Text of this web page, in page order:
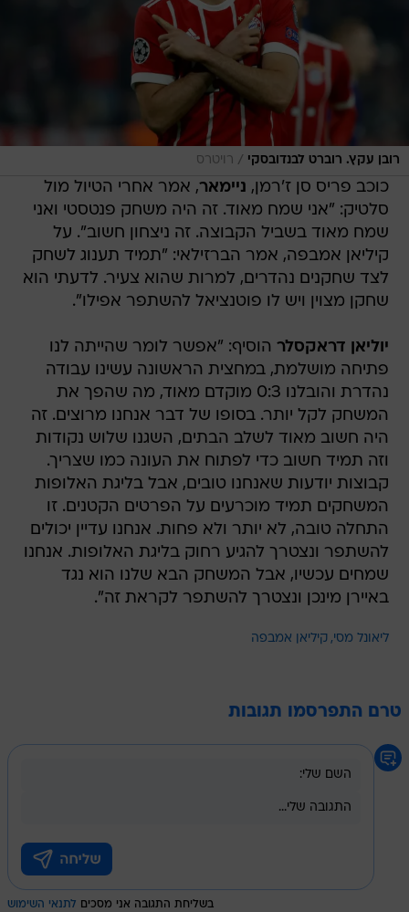
רובן עקץ. רוברט לבנדובסקי / רויטרס
כוכב פריס סן ז'רמן, ניימאר, אמר אחרי הטיול מול
סלטיק: "אני שמח מאוד. זה היה משחק פנטסטי ואני
שמח מאוד בשביל הקבוצה. זה ניצחון חשוב". על
קיליאן אמבפה, אמר הברזילאי: "תמיד תענוג לשחק
לצד שחקנים נהדרים, למרות שהוא צעיר. לדעתי הוא
שחקן מצוין ויש לו פוטנציאל להשתפר אפילו".
יוליאן דראקסלר הוסיף: "אפשר לומר שהייתה לנו
פתיחה מושלמת, במחצית הראשונה עשינו עבודה
נהדרת והובלנו 0:3 מוקדם מאוד, מה שהפך את
המשחק לקל יותר. בסופו של דבר אנחנו מרוצים. זה
היה חשוב מאוד לשלב הבתים, השגנו שלוש נקודות
וזה תמיד חשוב כדי לפתוח את העונה כמו שצריך.
קבוצות יודעות שאנחנו טובים, אבל בליגת האלופות
המשחקים תמיד מוכרעים על הפרטים הקטנים. זו
התחלה טובה, לא יותר ולא פחות. אנחנו עדיין יכולים
להשתפר ונצטרך להגיע רחוק בליגת האלופות. אנחנו
שמחים עכשיו, אבל המשחק הבא שלנו הוא נגד
באיירן מינכן ונצטרך להשתפר לקראת זה".
ליאונל מסי קיליאן אמבפה
טרם התפרסמו תגובות
בשליחת התגובה אני מסכים לתנאי השימוש